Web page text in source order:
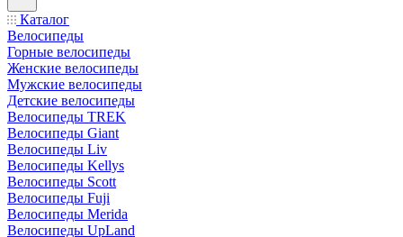
Каталог
Велосипеды
Горные велосипеды
Женские велосипеды
Мужские велосипеды
Детские велосипеды
Велосипеды TREK
Велосипеды Giant
Велосипеды Liv
Велосипеды Kellys
Велосипеды Scott
Велосипеды Fuji
Велосипеды Merida
Велосипеды UpLand